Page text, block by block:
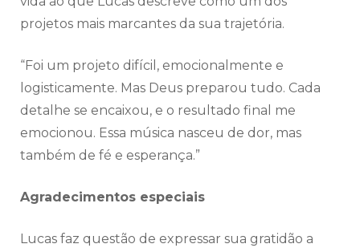
projetos mais marcantes da sua trajetória.
“Foi um projeto difícil, emocionalmente e
logisticamente. Mas Deus preparou tudo. Cada
detalhe se encaixou, e o resultado final me
emocionou. Essa música nasceu de dor, mas
também de fé e esperança.”
Agradecimentos especiais
Lucas faz questão de expressar sua gratidão a